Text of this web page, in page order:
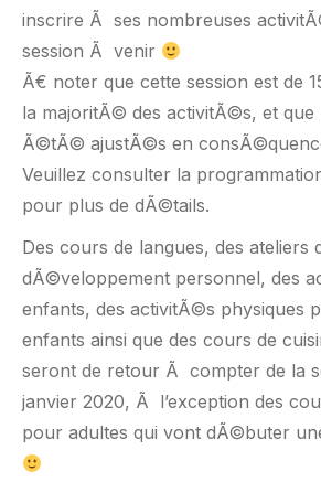
inscrire Ã ses nombreuses
session Ã venir
Ã€ noter que cette session est de
la majoritÃ© des activitÃ©s, et que
Ã©tÃ© ajustÃ©s en
Veuillez consulter la
pour plus de dÃ©tails.
Des cours de langues, des ateliers
dÃ©veloppement personnel, des
enfants, des activitÃ©s physiques
enfants ainsi que des cours de
seront de retour Ã compter de la
janvier 2020, Ã l’exception des
pour adultes qui vont dÃ©buter